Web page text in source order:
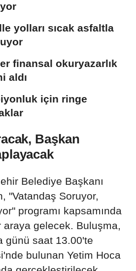
yolları sıcak asfaltla
finansal okuryazarlık
aldı
için ringe
Başkan
Belediye Başkanı
"Vatandaş Soruyor,
programı kapsamında
gelecek. Buluşma,
günü saat 13.00'te
bulunan Yetim Hoca